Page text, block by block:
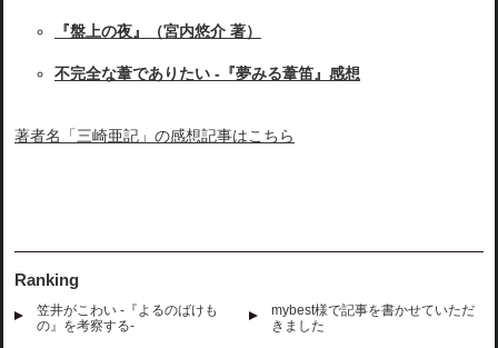
『盤上の夜』（宮内悠介 著）
不完全な葦でありたい -『夢みる葦笛』感想
著者名「三崎亜記」の感想記事はこちら
Ranking
笠井がこわい -『よるのばけも
の』を考察する-
mybest様で記事を書かせていただ
きました